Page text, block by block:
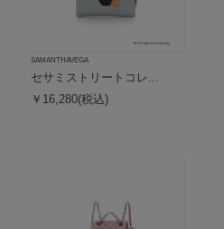
SAMANTHAVEGA
セサミストリートコレ...
￥16,280(税込)